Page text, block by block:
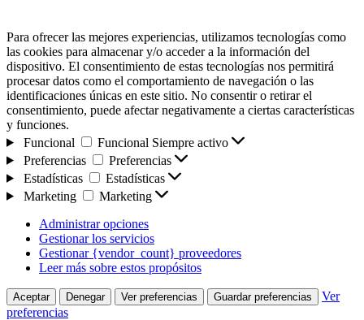
Para ofrecer las mejores experiencias, utilizamos tecnologías como
las cookies para almacenar y/o acceder a la información del
dispositivo. El consentimiento de estas tecnologías nos permitirá
procesar datos como el comportamiento de navegación o las
identificaciones únicas en este sitio. No consentir o retirar el
consentimiento, puede afectar negativamente a ciertas características
y funciones.
Funcional
Funcional Siempre activo
Preferencias
Preferencias
Estadísticas
Estadísticas
Marketing
Marketing
Administrar opciones
Gestionar los servicios
Gestionar {vendor_count} proveedores
Leer más sobre estos propósitos
Aceptar Denegar Ver preferencias Guardar preferencias
Ver
preferencias